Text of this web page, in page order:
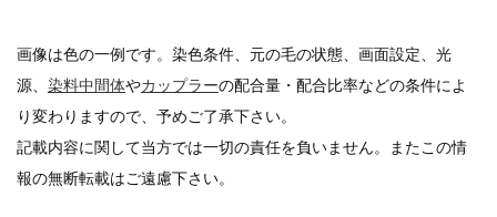
画像は色の一例です。染色条件、元の毛の状態、画面設定、光
源、 染料中間体やカップラーの配合量・配合比率などの条件によ
り変わりますので、予めご了承下さい。
記載内容に関して当方では一切の責任を負いません。またこの情
報の無断転載はご遠慮下さい。